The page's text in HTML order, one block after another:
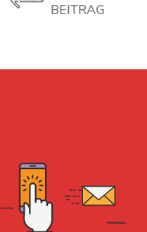
BEITRAG